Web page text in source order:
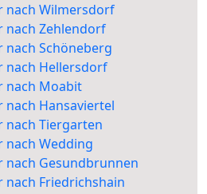
nach Wilmersdorf
nach Zehlendorf
Schöneberg
nach Hellersdorf
nach Moabit
Hansaviertel
nach Tiergarten
nach Wedding
nach Gesundbrunnen
Friedrichshain